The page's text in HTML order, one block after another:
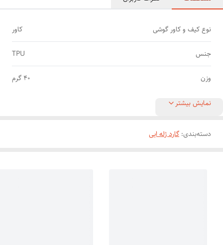
نوع کیف و کاور گوشی کاور
جنس TPU
وزن 40 گرم
نمایش بیشتر
دسته‌بندی: گارد ژله ایی